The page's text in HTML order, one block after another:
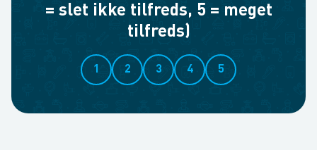
= slet ikke tilfreds, 5 = meget
tilfreds)
1 2 3 4 5